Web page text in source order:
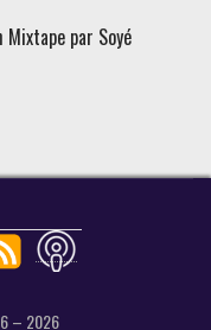
Mixtape par Soyé
– 2026